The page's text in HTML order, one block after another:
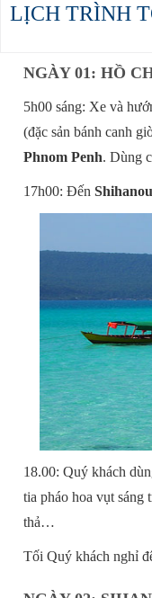
LỊCH TRÌNH
NGÀY 01: HỒ
5h00 sáng: Xe và
(đặc sản bánh canh
Phnom Penh. Dùng
17h00: Đến
18.00: Quý khách
tia pháo hoa vụt sáng
thả…
Tối Quý khách nghỉ